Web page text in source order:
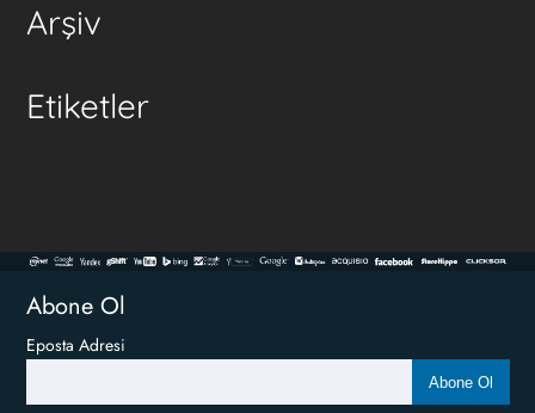
Arşiv
Etiketler
Abone Ol
Eposta Adresi
Abone Ol